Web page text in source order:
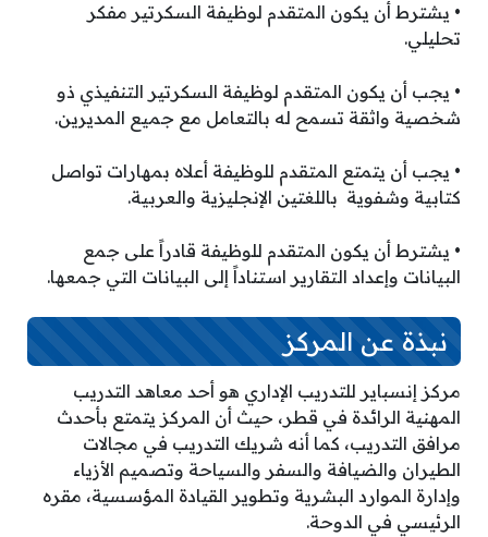
• يشترط أن يكون المتقدم لوظيفة السكرتير مفكر
تحليلي.
• يجب أن يكون المتقدم لوظيفة السكرتير التنفيذي ذو
شخصية واثقة تسمح له بالتعامل مع جميع المديرين.
• يجب أن يتمتع المتقدم للوظيفة أعلاه بمهارات تواصل
كتابية وشفوية باللغتين الإنجليزية والعربية.
• يشترط أن يكون المتقدم للوظيفة قادراً على جمع
البيانات وإعداد التقارير استناداً إلى البيانات التي جمعها.
نبذة عن المركز
مركز إنسباير للتدريب الإداري هو أحد معاهد التدريب
المهنية الرائدة في قطر، حيث أن المركز يتمتع بأحدث
مرافق التدريب، كما أنه شريك التدريب في مجالات
الطيران والضيافة والسفر والسياحة وتصميم الأزياء
وإدارة الموارد البشرية وتطوير القيادة المؤسسية، مقره
الرئيسي في الدوحة.